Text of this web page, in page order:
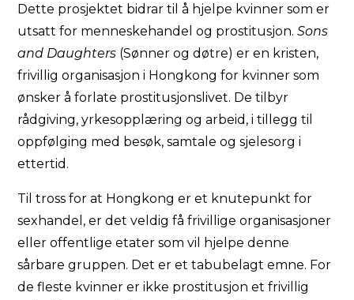
Dette prosjektet bidrar til å hjelpe kvinner som er
utsatt for menneskehandel og prostitusjon.Sons
and Daughters (Sønner og døtre) er en kristen,
frivillig organisasjon i Hongkong for kvinner som
ønsker å forlate prostitusjonslivet. De tilbyr
rådgiving, yrkesopplæring og arbeid, i tillegg til
oppfølging med besøk, samtale og sjelesorg i
ettertid.
Til tross for at Hongkong er et knutepunkt for
sexhandel, er det veldig få frivillige organisasjoner
eller offentlige etater som vil hjelpe denne
sårbare gruppen. Det er et tabubelagt emne. For
de fleste kvinner er ikke prostitusjon et frivillig